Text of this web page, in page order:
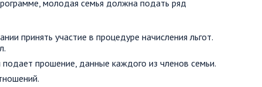
молодая семья должна подать ряд
принять участие в процедуре начисления льгот.
прошение, данные каждого из членов семьи.